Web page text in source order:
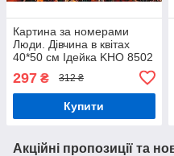
Картина за номерами
Люди. Дівчина в квітах
40*50 см Ідейка KHO 8502
297 ₴ 312 ₴
Купити
Акційні пропозиції та